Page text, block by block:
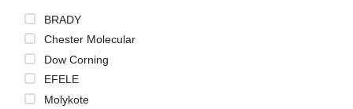
BRADY
Chester Molecular
Dow Corning
EFELE
Molykote